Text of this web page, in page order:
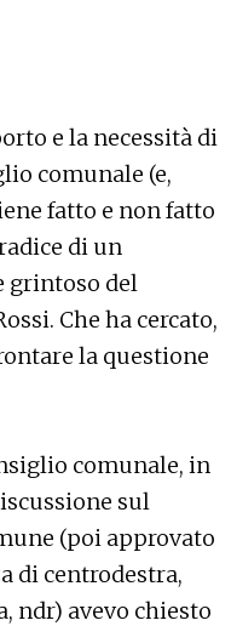
e la necessità di
comunale (e,
fatto e non fatto
di un
grintoso del
Che ha cercato,
la questione
comunale, in
sul
(poi approvato
di centrodestra,
ndr) avevo chiesto